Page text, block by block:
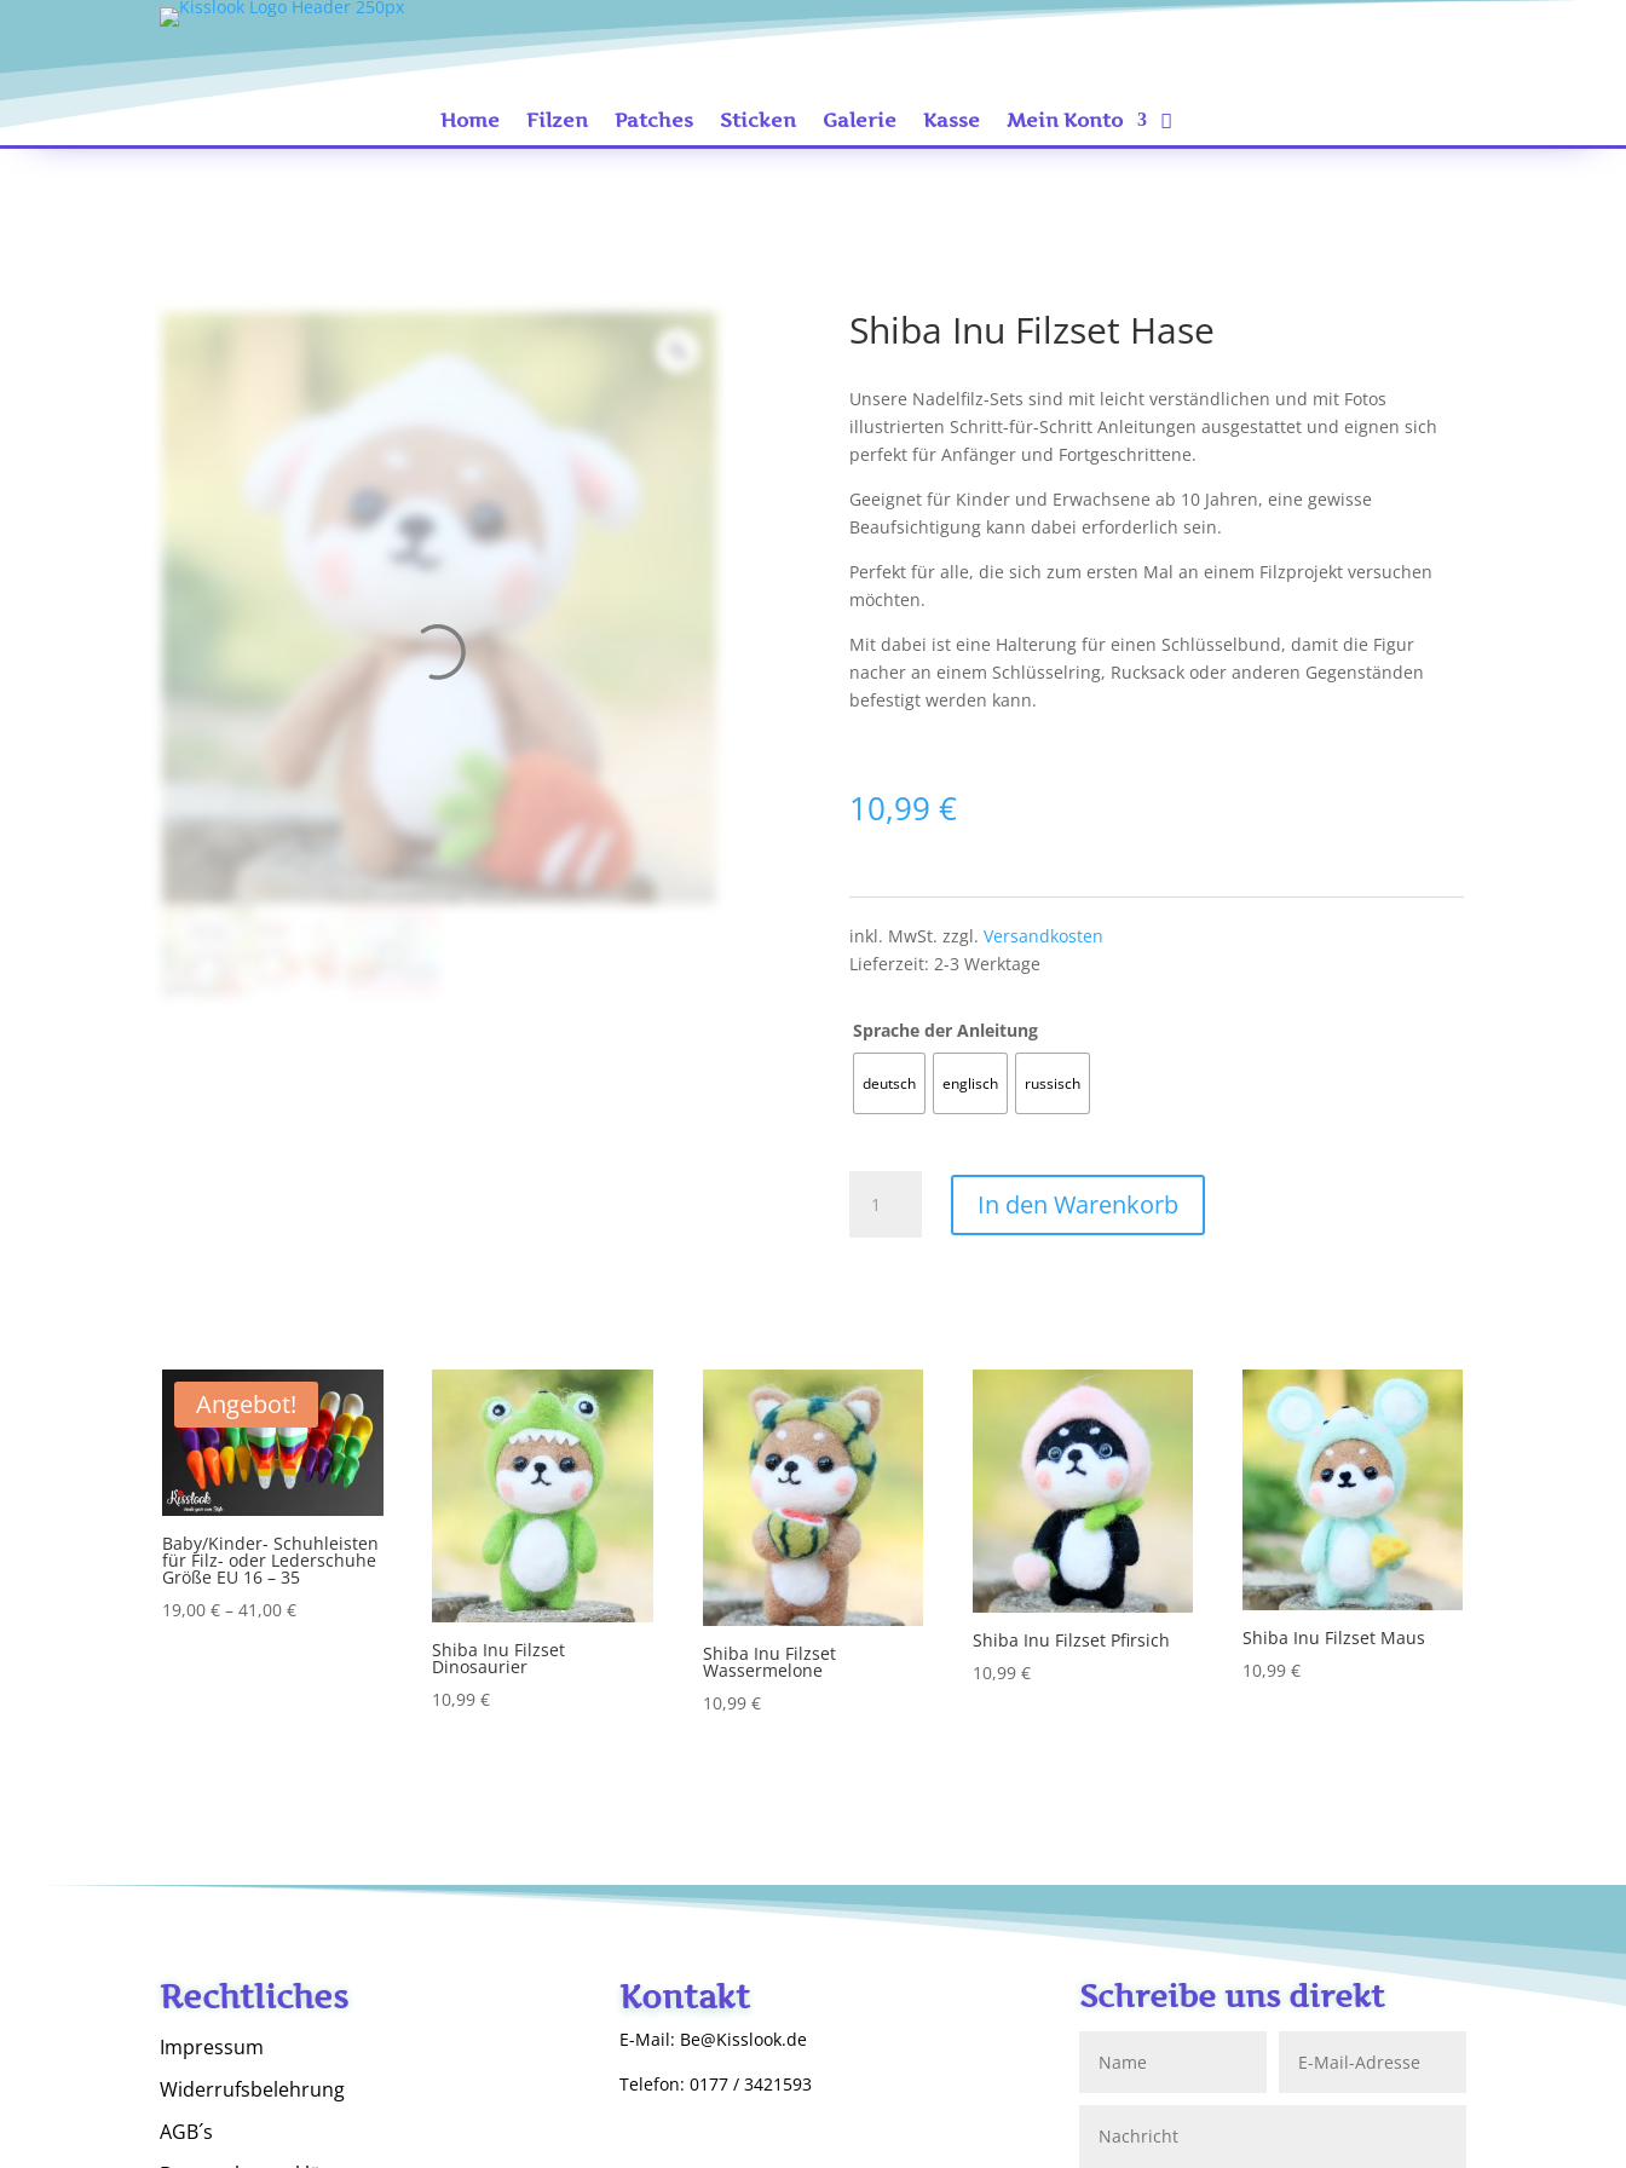
Home Filzen Patches Sticken Galerie Kasse Mein Konto
Shiba Inu Filzset Hase
Unsere Nadelfilz-Sets sind mit leicht verständlichen und mit Fotos
illustrierten Schritt-für-Schritt Anleitungen ausgestattet und eignen sich
perfekt für Anfänger und Fortgeschrittene.
Geeignet für Kinder und Erwachsene ab 10 Jahren, eine gewisse
Beaufsichtigung kann dabei erforderlich sein.
Perfekt für alle, die sich zum ersten Mal an einem Filzprojekt versuchen
möchten.
Mit dabei ist eine Halterung für einen Schlüsselbund, damit die Figur
nacher an einem Schlüsselring, Rucksack oder anderen Gegenständen
befestigt werden kann.
10,99 €
inkl. MwSt. zzgl. Versandkosten
Lieferzeit: 2-3 Werktage
Sprache der Anleitung
deutsch englisch russisch
In den Warenkorb
Angebot!
Baby/Kinder- Schuhleisten
für Filz- oder Lederschuhe
Größe EU 16 – 35
19,00€ –41,00€
Shiba Inu Filzset
Dinosaurier
10,99€
Shiba Inu Filzset
Wassermelone
10,99 €
Shiba Inu Filzset Pfirsich
10,99 €
Shiba Inu Filzset Maus
10,99 €
Rechtliches
Impressum
Widerrufsbelehrung
AGB´s
Kontakt
E-Mail: Be@Kisslook.de
Telefon: 0177 / 3421593
Schreibe uns direkt